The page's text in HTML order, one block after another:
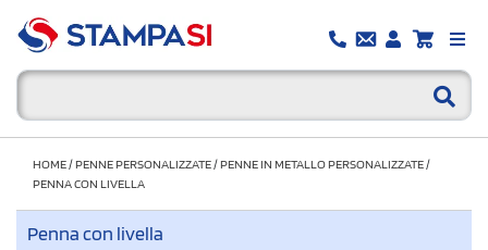
HOME/PENNE PERSONALIZZATE/PENNE IN METALLO PERSONALIZZATE/
PENNA CON LIVELLA
Penna con livella